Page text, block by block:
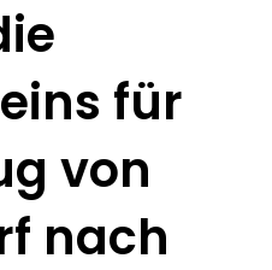
für
von
nach